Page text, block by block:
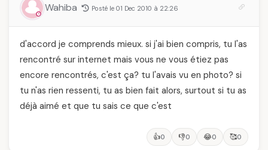
Wahiba Posté le 01 Dec 2010 à 22:26
d'accord je comprends mieux. si j'ai bien compris, tu l'as
rencontré sur internet mais vous ne vous étiez pas
encore rencontrés, c'est ça? tu l'avais vu en photo? si
tu n'as rien ressenti, tu as bien fait alors, surtout si tu as
déjà aimé et que tu sais ce que c'est
👍0 👎0 😂0 🥰0